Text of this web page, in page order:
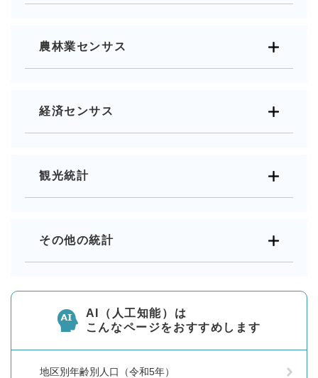
農林業センサス
経済センサス
観光統計
その他の統計
AI（人工知能）は
こんなページをおすすめします
地区別年齢別人口（令和5年）